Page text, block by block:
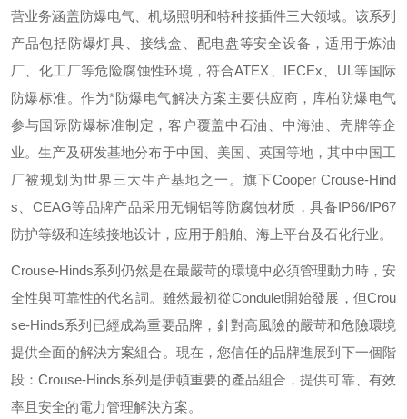
营业务涵盖防爆电气、机场照明和特种接插件三大领域。该系列
产品包括防爆灯具、接线盒、配电盘等安全设备，适用于炼油
厂、化工厂等危险腐蚀性环境，符合ATEX IECEx UL 等国际
防爆标准。作为*防爆电气解决方案主要供应商，库柏防爆电气
参与国际防爆标准制定，客户覆盖中石油、中海油、壳牌等企
业。生产及研发基地分布于中国、美国、英国等地，其中中国工
厂被规划为世界三大生产基地之一。旗下Cooper Crouse-Hind
s
CEAG等品牌产品采用无铜铝等防腐蚀材质，具备IP66/IP67
防护等级和连续接地设计，应用于船舶、海上平台及石化行业。
Crouse-Hinds系列仍然是在最嚴苛的環境中必須管理動力時，安
全性與可靠性的代名詞。雖然最初從Condulet開始發展，但Crou
se-Hinds系列已經成為重要品牌，針對高風險的嚴苛和危險環境
提供全面的解決方案組合。現在，您信任的品牌進展到下一個階
段：Crouse-Hinds系列是伊頓重要的產品組合，提供可靠、有效
率且安全的電力管理解決方案。